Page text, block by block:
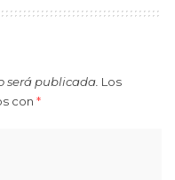
será publicada. Los
con *